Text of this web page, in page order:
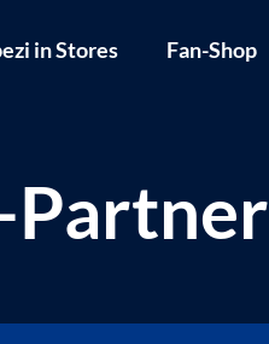
in Stores Fan-Shop
Partner